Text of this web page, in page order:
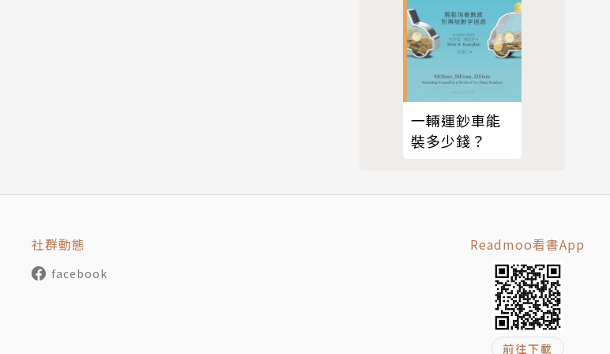
一輛運鈔車能
裝多少錢？
社群動態
facebook
Readmoo看書App
前往下載